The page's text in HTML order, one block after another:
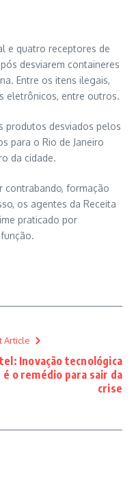
e quatro receptores de
desviarem containeres
Entre os itens ilegais,
eletrônicos, entre outros.
produtos desviados pelos
para o Rio de Janeiro
da cidade.
contrabando, formação
os agentes da Receita
praticado por
Article
Inovação tecnológica
é o remédio para sair da
crise